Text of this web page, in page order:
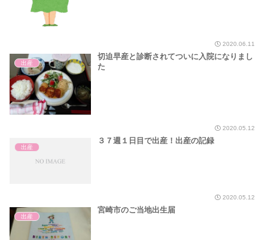
2020.06.11
出産
切迫早産と診断されてついに入院になりまし
た
2020.05.12
出産
３７週１日目で出産！出産の記録
2020.05.12
出産
宮崎市のご当地出生届